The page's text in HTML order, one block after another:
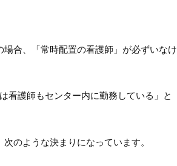
場合、「常時配置の看護師」が必ずいなけ
看護師もセンター内に勤務している」と
のような決まりになっています。